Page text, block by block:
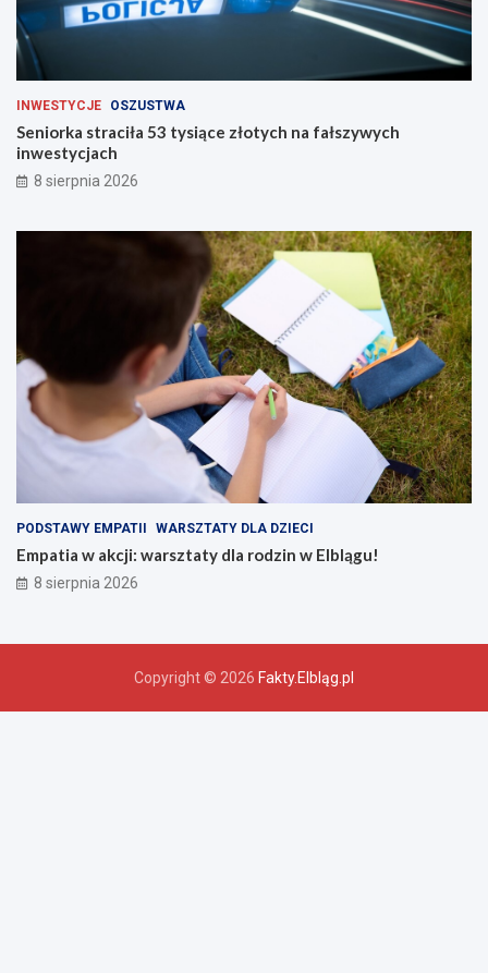
INWESTYCJE OSZUSTWA
Seniorka straciła 53 tysiące złotych na fałszywych
inwestycjach
8 sierpnia 2026
PODSTAWY EMPATII WARSZTATY DLA DZIECI
Empatia w akcji: warsztaty dla rodzin w Elblągu!
8 sierpnia 2026
Copyright © 2026 Fakty.Elbląg.pl